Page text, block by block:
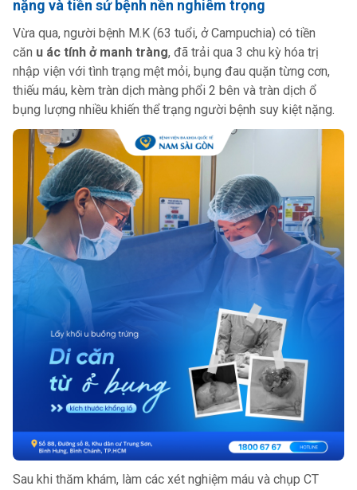
nặng và tiền sử bệnh nền nghiêm trọng
Vừa qua, người bệnh M.K (63 tuổi, ở Campuchia) có tiền
căn u ác tính ở manh tràng, đã trải qua 3 chu kỳ hóa trị
nhập viện với tình trạng mệt mỏi, bụng đau quặn từng cơn,
thiếu máu, kèm tràn dịch màng phổi 2 bên và tràn dịch ổ
bụng lượng nhiều khiến thể trạng người bệnh suy kiệt nặng.
Sau khi thăm khám, làm các xét nghiệm máu và chụp CT